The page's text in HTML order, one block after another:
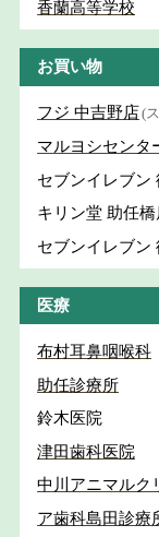
香蘭高等学校
お買い物
フジ 中吉野店(
マルヨシセンタ
セブンイレブン
キリン堂 助任橋
セブンイレブン
医療
布村耳鼻咽喉科
助任診療所
鈴木医院
津田歯科医院
中川アニマルク
ア歯科島田診療